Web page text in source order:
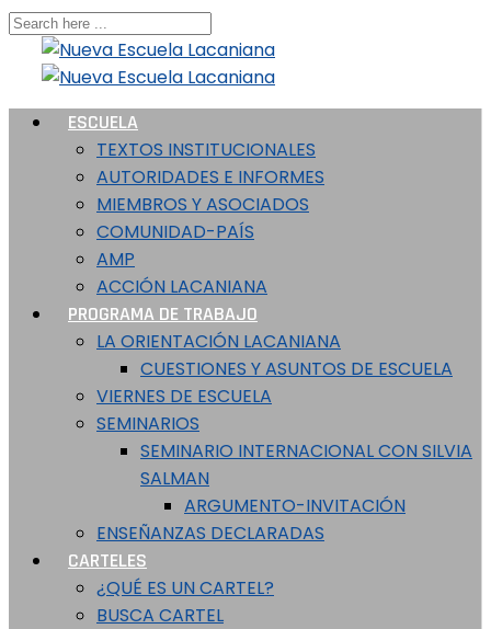
ESCUELA
TEXTOS INSTITUCIONALES
AUTORIDADES E INFORMES
MIEMBROS Y ASOCIADOS
COMUNIDAD-PAÍS
AMP
ACCIÓN LACANIANA
PROGRAMA DE TRABAJO
LA ORIENTACIÓN LACANIANA
CUESTIONES Y ASUNTOS DE ESCUELA
VIERNES DE ESCUELA
SEMINARIOS
SEMINARIO INTERNACIONAL CON SILVIA
SALMAN
ARGUMENTO-INVITACIÓN
ENSEÑANZAS DECLARADAS
CARTELES
¿QUÉ ES UN CARTEL?
BUSCA CARTEL